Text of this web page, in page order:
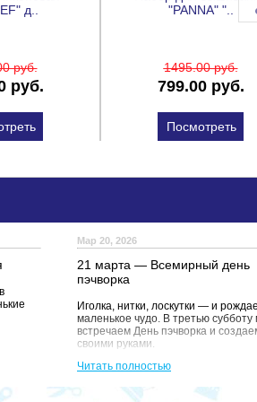
д..
руб.
руб.
"PANNA" "..
1495.00 руб.
799.00 руб.
Посмотреть
Мар 20, 2026
21 марта — Всемирный день
пэчворка
Иголка, нитки, лоскутки — и
маленькое чудо. В третью субботу
встречаем День пэчворка и
своими руками.
Читать полностью